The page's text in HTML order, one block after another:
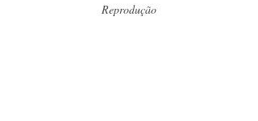
Reprodução